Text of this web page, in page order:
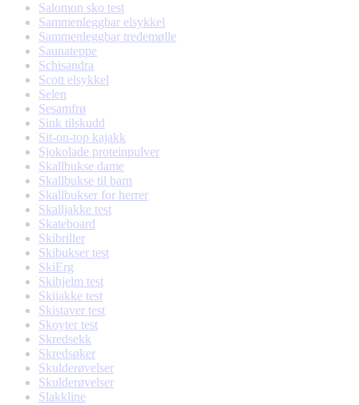
Salomon sko test
Sammenleggbar elsykkel
Sammenleggbar tredemølle
Saunateppe
Schisandra
Scott elsykkel
Selen
Sesamfrø
Sink tilskudd
Sit-on-top kajakk
Sjokolade proteinpulver
Skallbukse dame
Skallbukse til barn
Skallbukser for herrer
Skalljakke test
Skateboard
Skibriller
Skibukser test
SkiErg
Skihjelm test
Skijakke test
Skistaver test
Skoyter test
Skredsekk
Skredsøker
Skulderøvelser
Skulderøvelser
Slakkline